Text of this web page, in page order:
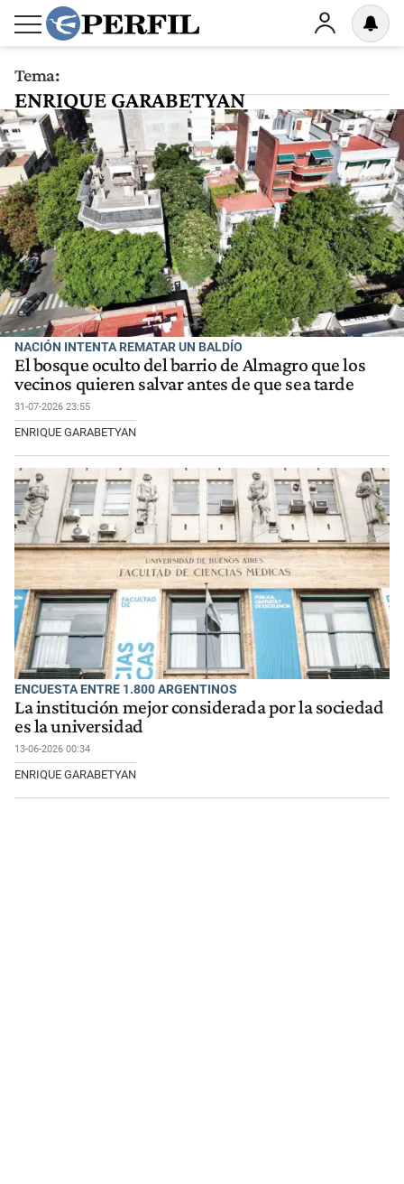
Tema:
ENRIQUE GARABETYAN
NACIÓN INTENTA REMATAR UN BALDÍO
El bosque oculto del barrio de Almagro que los
vecinos quieren salvar antes de que sea tarde
31-07-2026 23:55
ENRIQUE GARABETYAN
ENCUESTA ENTRE 1.800 ARGENTINOS
La institución mejor considerada por la sociedad
es la universidad
13-06-2026 00:34
ENRIQUE GARABETYAN